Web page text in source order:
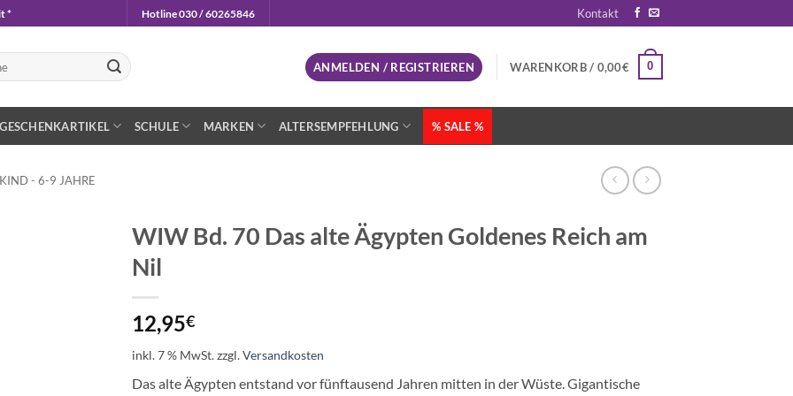
* Hotline 030 / 60265846 Kontakt
ANMELDEN / REGISTRIEREN WARENKORB / 0,00€ 0
GESCHENKARTIKEL SCHULE MARKEN ALTERSEMPFEHLUNG % SALE %
- 6-9 JAHRE
WIW Bd. 70 Das alte Ägypten Goldenes Reich am
Nil
12,95€
inkl. 7 % MwSt.zzgl.Versandkosten
Das alte Ägypten entstand vor fünftausend Jahren mitten in der Wüste. Gigantische